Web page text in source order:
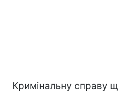
Кримінальну справу